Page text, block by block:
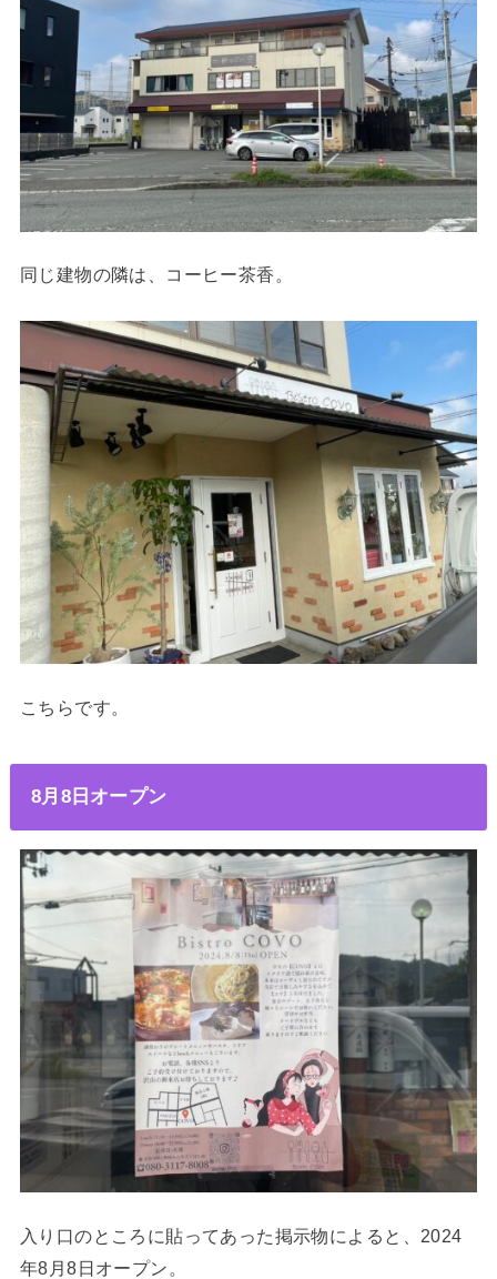
同じ建物の隣は、コーヒー茶香。
こちらです。
8月8日オープン
入り口のところに貼ってあった掲示物によると、2024
年8月8日オープン。